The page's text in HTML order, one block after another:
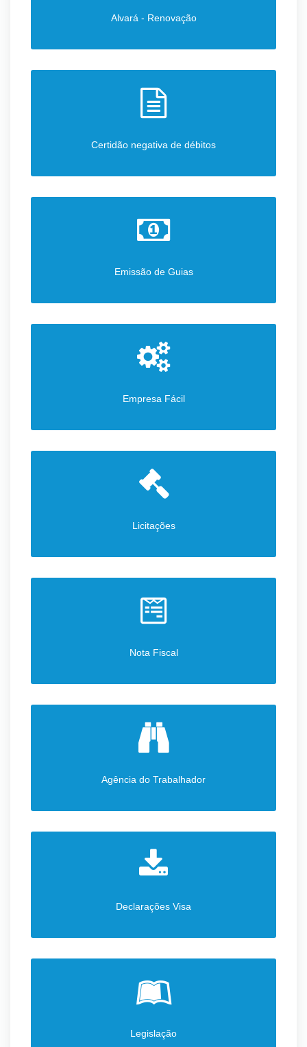
Alvará - Renovação
Certidão negativa de débitos
Emissão de Guias
Empresa Fácil
Licitações
Nota Fiscal
Agência do Trabalhador
Declarações Visa
Legislação